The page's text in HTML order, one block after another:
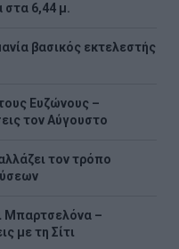
στα 6,44 μ.
βασικός εκτελεστής
Ευζώνους –
τον Αύγουστο
τον τρόπο
Μπαρτσελόνα –
με τη Σίτι